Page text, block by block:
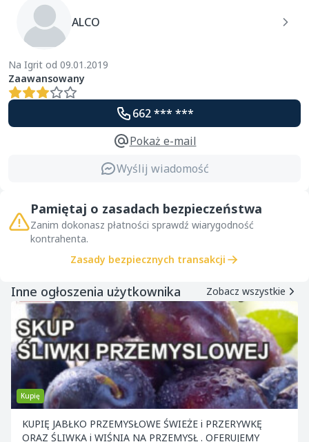
ALCO
Na Igrit od 09.01.2019
Zaawansowany
662 *** ***
Pokaż e-mail
Wyślij wiadomość
Pamiętaj o zasadach bezpieczeństwa
Zanim dokonasz płatności sprawdź wiarygodność
kontrahenta.
Zasady bezpiecznych transakcji
Inne ogłoszenia użytkownika Zobacz wszystkie
Kupię
KUPIĘ JABŁKO PRZEMYSŁOWE ŚWIEŻE i PRZERYWKĘ
ORAZ ŚLIWKA i WIŚNIA NA PRZEMYSŁ . OFERUJEMY